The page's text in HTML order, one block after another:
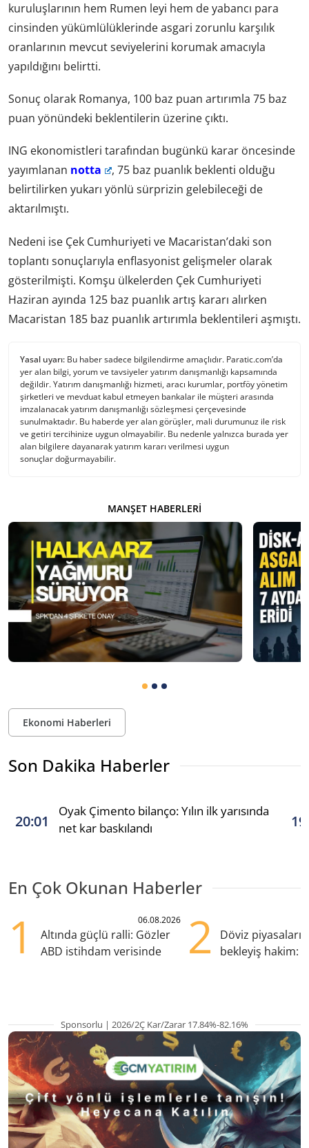
kuruluşlarının hem Rumen leyi hem de yabancı para
cinsinden yükümlülüklerinde asgari zorunlu karşılık
oranlarının mevcut seviyelerini korumak amacıyla
yapıldığını belirtti.
Sonuç olarak Romanya, 100 baz puan artırımla 75 baz
puan yönündeki beklentilerin üzerine çıktı.
ING ekonomistleri tarafından bugünkü karar öncesinde
yayımlanan notta
, 75 baz puanlık beklenti olduğu
belirtilirken yukarı yönlü sürprizin gelebileceği de
aktarılmıştı.
Nedeni ise Çek Cumhuriyeti ve Macaristan’daki son
toplantı sonuçlarıyla enflasyonist gelişmeler olarak
gösterilmişti. Komşu ülkelerden Çek Cumhuriyeti
Haziran ayında 125 baz puanlık artış kararı alırken
Macaristan 185 baz puanlık artırımla beklentileri aşmıştı.
Yasal uyarı: Bu haber sadece bilgilendirme amaçlıdır. Paratic.com’da
yer alan bilgi, yorum ve tavsiyeler yatırım danışmanlığı kapsamında
değildir. Yatırım danışmanlığı hizmeti, aracı kurumlar, portföy yönetim
şirketleri ve mevduat kabul etmeyen bankalar ile müşteri arasında
imzalanacak yatırım danışmanlığı sözleşmesi çerçevesinde
sunulmaktadır. Bu haberde yer alan görüşler, mali durumunuz ile risk
ve getiri tercihinize uygun olmayabilir. Bu nedenle yalnızca burada yer
alan bilgilere dayanarak yatırım kararı verilmesi uygun
sonuçlar doğurmayabilir.
MANŞET HABERLERI
Ekonomi Haberleri
Son Dakika Haberler
20:01
Oyak Çimento bilanço: Yılın ilk yarısında
net kar baskılandı
En Çok Okunan Haberler
1 06.08.2026
Altında güçlü ralli: Gözler
ABD istihdam verisinde
2
Döviz
bekleyiş hakim:
Sponsorlu | 2026/2Ç Kar/Zarar 17.84%-82.16%